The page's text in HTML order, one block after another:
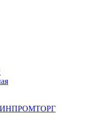
МИНПРОМТОРГ